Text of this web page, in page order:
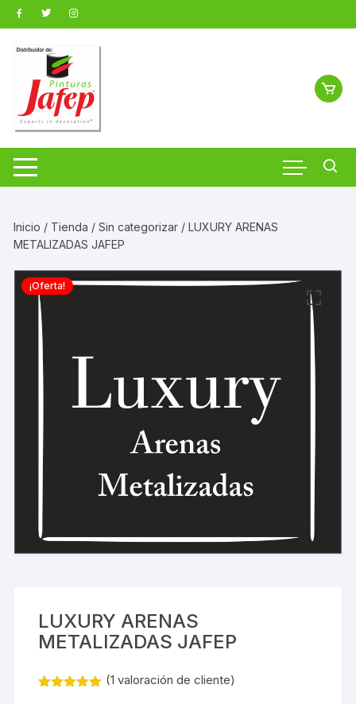
Saltar
al
contenido
Inicio / Tienda /Sin categorizar / LUXURY ARENAS
METALIZADAS JAFEP
¡Oferta!
LUXURY ARENAS
METALIZADAS JAFEP
(1 valoración de cliente)